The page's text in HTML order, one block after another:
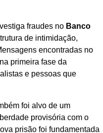
fraudes no Banco
de intimidação,
encontradas no
primeira fase da
e pessoas que
foi alvo de um
provisória com o
prisão foi fundamentada